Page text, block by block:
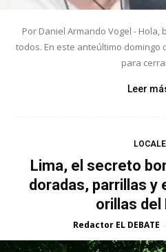
Por Daniel Armando Vogel -
todos. En este anteúltimo
para
Leer
Lima, el secreto
doradas, parrillas y
orillas del
Redactor EL DEBATE -